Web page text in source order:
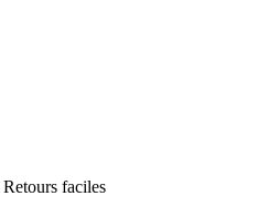
Retours faciles